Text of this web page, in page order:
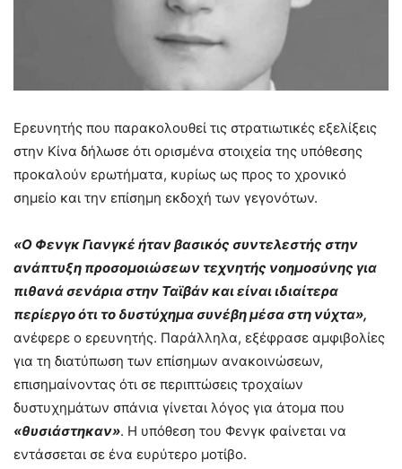
Ερευνητής που παρακολουθεί τις στρατιωτικές εξελίξεις
στην Κίνα δήλωσε ότι ορισμένα στοιχεία της υπόθεσης
προκαλούν ερωτήματα, κυρίως ως προς το χρονικό
σημείο και την επίσημη εκδοχή των γεγονότων.
«Ο Φενγκ Γιανγκέ ήταν βασικός συντελεστής στην
ανάπτυξη προσομοιώσεων τεχνητής νοημοσύνης για
πιθανά σενάρια στην Ταϊβάν και είναι ιδιαίτερα
περίεργο ότι το δυστύχημα συνέβη μέσα στη νύχτα»,
ανέφερε ο ερευνητής. Παράλληλα, εξέφρασε αμφιβολίες
για τη διατύπωση των επίσημων ανακοινώσεων,
επισημαίνοντας ότι σε περιπτώσεις τροχαίων
δυστυχημάτων σπάνια γίνεται λόγος για άτομα που
«θυσιάστηκαν». Η υπόθεση του Φενγκ φαίνεται να
εντάσσεται σε ένα ευρύτερο μοτίβο.